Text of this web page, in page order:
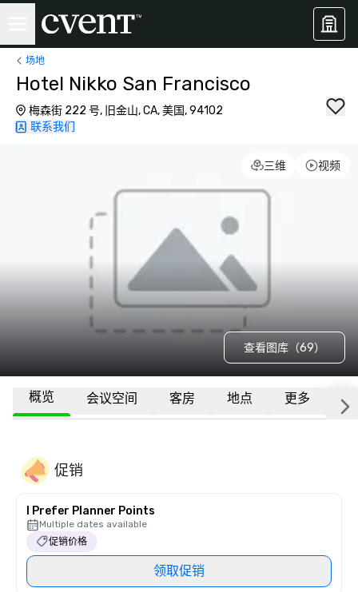
场地
Hotel Nikko San Francisco
梅森街 222 号, 旧金山, CA, 美国, 94102
联系我们
三维 视频
查看图库（69）
概览 会议空间 客房 地点 更多 常
促销
I Prefer Planner Points
Multiple dates available
促销价格
领取促销